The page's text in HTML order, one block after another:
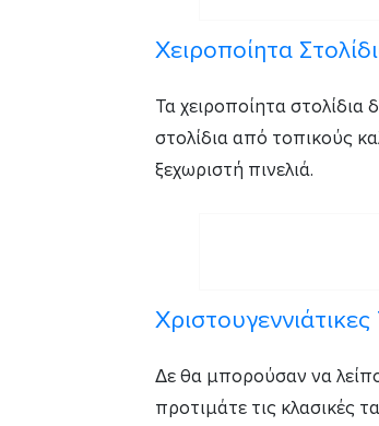
Χειροποίητα
Τα χειροποίητα
στολίδια από τοπικούς
ξεχωριστή πινελιά.
Χριστουγεννιάτικες
Δε θα μπορούσαν να
προτιμάτε τις κλασικές